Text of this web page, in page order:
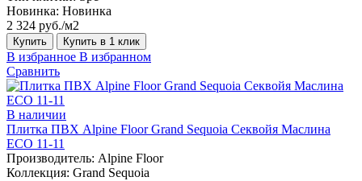
Новинка: Новинка
2 324 руб./м2
Купить Купить в 1 клик
В избранное В избранном
Сравнить
В наличии
Плитка ПВХ Alpine Floor Grand Sequoia Секвойя Маслина
ECO 11-11
Производитель: Alpine Floor
Коллекция: Grand Sequoia